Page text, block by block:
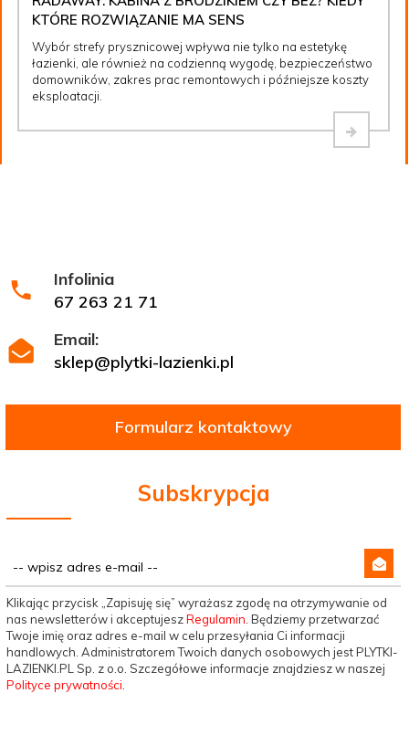
KTÓRE ROZWIĄZANIE MA SENS
Wybór strefy prysznicowej wpływa nie tylko na estetykę
łazienki, ale również na codzienną wygodę, bezpieczeństwo
domowników, zakres prac remontowych i późniejsze koszty
eksploatacji.
Infolinia
67 263 21 71
Email:
sklep@plytki-lazienki.pl
Formularz kontaktowy
Subskrypcja
Klikając przycisk „Zapisuję się” wyrażasz zgodę na otrzymywanie od
nas newsletterów i akceptujeszRegulamin. Będziemy przetwarzać
Twoje imię oraz adres e-mail w celu przesyłania Ci informacji
handlowych. Administratorem Twoich danych osobowych jest PLYTKI-
LAZIENKI.PL Sp. z o.o. Szczegółowe informacje znajdziesz w naszej
Polityce prywatności.